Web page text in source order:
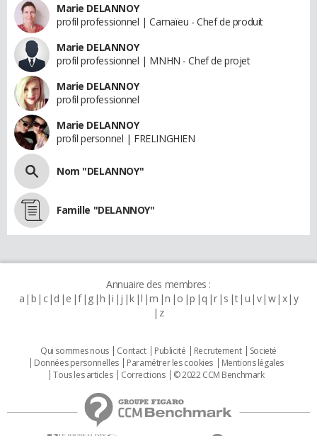
Marie DELANNOY
profil professionnel | Camaïeu - Chef de produit
Marie DELANNOY
profil professionnel | MNHN - Chef de projet
Marie DELANNOY
profil professionnel
Marie DELANNOY
profil personnel | FRELINGHIEN
Nom "DELANNOY"
Famille "DELANNOY"
Annuaire des membres :
a b c d e f g h i j k l m n o p q r s t u v w x y
z
Qui sommes nous Contact Publicité Recrutement
Societé
Données personnelles
Paramétrer les cookies
Mentions légales
Tous les articles
Corrections © 2022 CCM Benchmark